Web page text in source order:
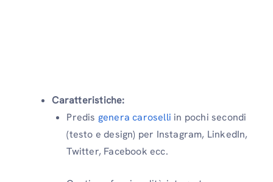
Caratteristiche:
Predis genera caroselli in pochi secondi
(testo e design) per Instagram, LinkedIn,
Twitter, Facebook ecc.